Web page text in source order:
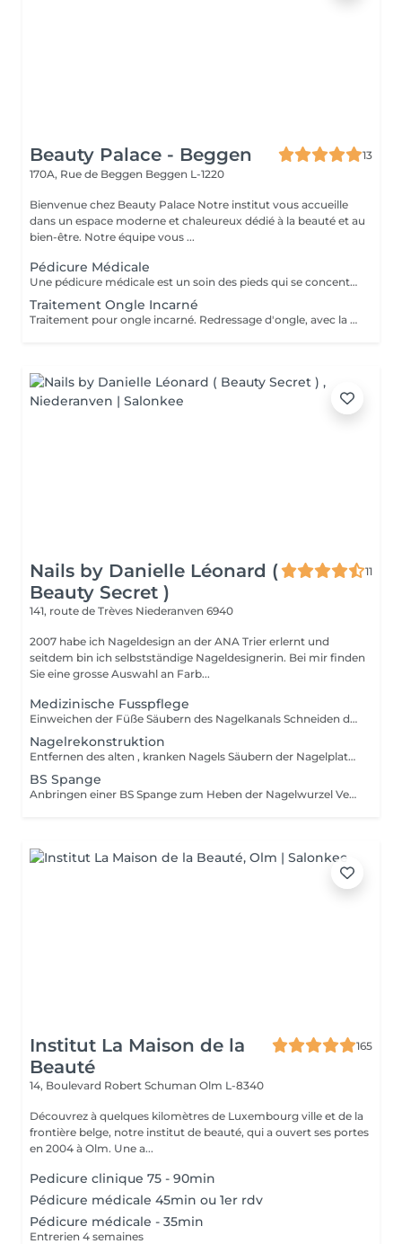
Beauty Palace - Beggen
13
170A, Rue de Beggen Beggen L-1220
Bienvenue chez Beauty Palace Notre institut vous accueille
dans un espace moderne et chaleureux dédié à la beauté et au
bien-être. Notre équipe vous ...
Pédicure Médicale
Une pédicure médicale est un soin des pieds qui se concentre sur les problèmes spécifiques des pieds: *Ongles incarnés *Ongles courbes *Callosités *Cors *Durillons *Oeil de perdrix *Corne *Mycoses *Pieds d'athlète
Traitement Ongle Incarné
Traitement pour ongle incarné. Redressage d'ongle, avec la pose d'un "spange".
Nails by Danielle Léonard (
Beauty Secret )
11
141, route de Trèves Niederanven 6940
2007 habe ich Nageldesign an der ANA Trier erlernt und
seitdem bin ich selbstständige Nageldesignerin. Bei mir finden
Sie eine grosse Auswahl an Farb...
Medizinische Fusspflege
Einweichen der Füße Säubern des Nagelkanals Schneiden der Nägel Ausschneiden von eingewachsenen Nägeln Entfernung Von Hornhaut, Hühnerauge, Risse Creme bei Bedarf Pilzbehandlung
Nagelrekonstruktion
Entfernen des alten , kranken Nagels Säubern der Nagelplatte Aufbau eines Neuen Nagels mit Acryl
BS Spange
Anbringen einer BS Spange zum Heben der Nagelwurzel Verhindert dass der Nagel einwächst Halt 2 Monate
Institut La Maison de la
Beauté
165
14, Boulevard Robert Schuman Olm L-8340
Découvrez à quelques kilomètres de Luxembourg ville et de la
frontière belge, notre institut de beauté, qui a ouvert ses portes
en 2004 à Olm. Une a...
Pedicure clinique 75 - 90min
Pédicure médicale 45min ou 1er rdv
Pédicure médicale - 35min
Entrerien 4 semaines